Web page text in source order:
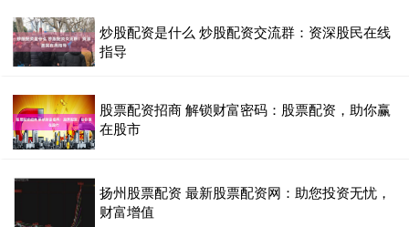
炒股配资是什么 炒股配资交流群：资深股民在线
指导
股票配资招商 解锁财富密码：股票配资，助你赢
在股市
扬州股票配资 最新股票配资网：助您投资无忧，
财富增值